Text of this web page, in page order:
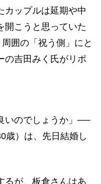
ップルは延期や中
開こうと思っていた
囲の「祝う側」にと
の吉田みく氏がリポ
いのでしょうか」──
歳）は、先日結婚し
るが、板倉さんはあ